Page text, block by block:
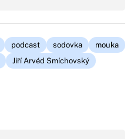
podcast sodovka
mouka
Jiří Arvéd Smíchovský